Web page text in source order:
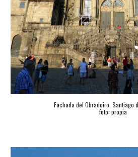
Fachada del Obradoiro, Santiago
foto: propia